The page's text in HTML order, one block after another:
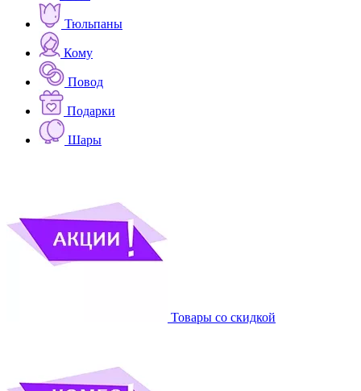
Тюльпаны
Кому
Повод
Подарки
Шары
Товары со скидкой